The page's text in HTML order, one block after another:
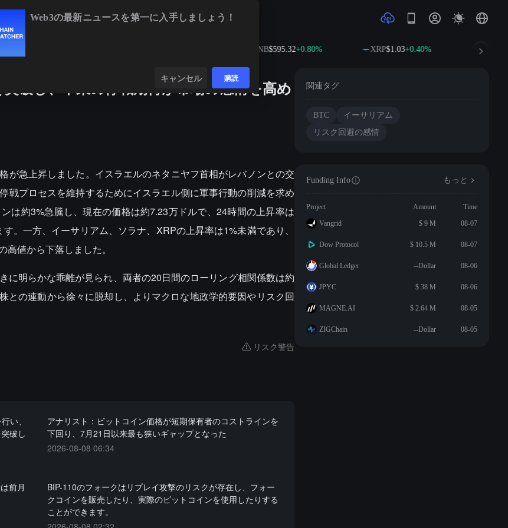
BNB$595.32+0.80% XRP$1.03+0.40%
破し、中東の停戦期待が市場の感情を高め
が急上昇しました。イスラエルのネタニヤフ首相がレバノンとの交
戦プロセスを維持するためにイスラエル側に軍事行動の削減を求め
は約3%急騰し、現在の価格は約7.23万ドルで、24時間の上昇率は
。一方、イーサリアム、ソラナ、XRPの上昇率は1%未満であり、
値から下落しました。
に明らかな乖離が見られ、両者の20日間のローリング相関係数は約
との連動から徐々に脱却し、よりマクロな地政学的要因やリスク回
リスク警告
い、
破し
アナリスト：ビットコイン価格が短期保有者のコストラインを
下回り、7月21日以来最も狭いギャップとなった
2026-08-08 06:34
前月
BIP-110のフォークはリプレイ攻撃のリスクが存在し、フォー
クコインを販売したり、実際のビットコインを使用したりする
ことができます。
関連タグ
BTC
イーサリアム
リスク回避の感情
Funding Info もっと
Project Amount
Time
Vangrid
$ 9 M 08-07
Dow Protocol $ 10.5 M 08-07
Global Ledger --Dollar 08-06
JPYC $ 38 M 08-06
MAGNE.AI $ 2.64 M 08-05
ZIGChain --Dollar 08-05
Web3の最新ニュースを第一に入手しましょう！
キャンセル 購読